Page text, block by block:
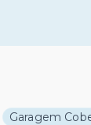
Garagem